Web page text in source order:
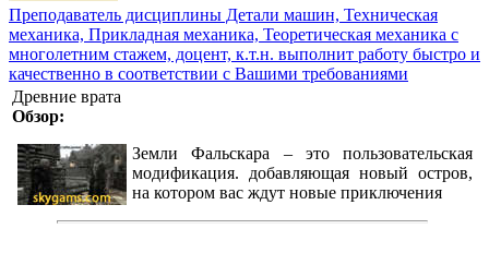
Преподаватель дисциплины Детали машин, Техническая
механика, Прикладная механика, Теоретическая механика с
многолетним стажем, доцент, к.т.н. выполнит работу быстро и
качественно в соответствии с Вашими требованиями
Древние врата
Обзор:
Земли Фальскара – это пользовательская
модификация. добавляющая новый остров,
на котором вас ждут новые приключения